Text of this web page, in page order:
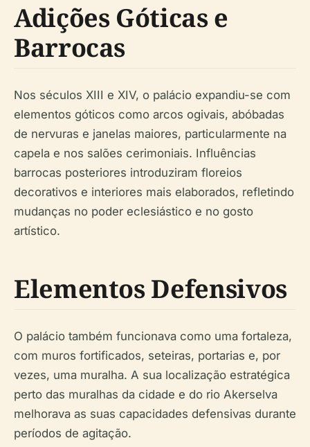
Adições Góticas e
Barrocas
Nos séculos XIII e XIV, o palácio expandiu-se com
elementos góticos como arcos ogivais, abóbadas
de nervuras e janelas maiores, particularmente na
capela e nos salões cerimoniais. Influências
barrocas posteriores introduziram floreios
decorativos e interiores mais elaborados, refletindo
mudanças no poder eclesiástico e no gosto
artístico.
Elementos Defensivos
O palácio também funcionava como uma fortaleza,
com muros fortificados, seteiras, portarias e, por
vezes, uma muralha. A sua localização estratégica
perto das muralhas da cidade e do rio Akerselva
melhorava as suas capacidades defensivas durante
períodos de agitação.